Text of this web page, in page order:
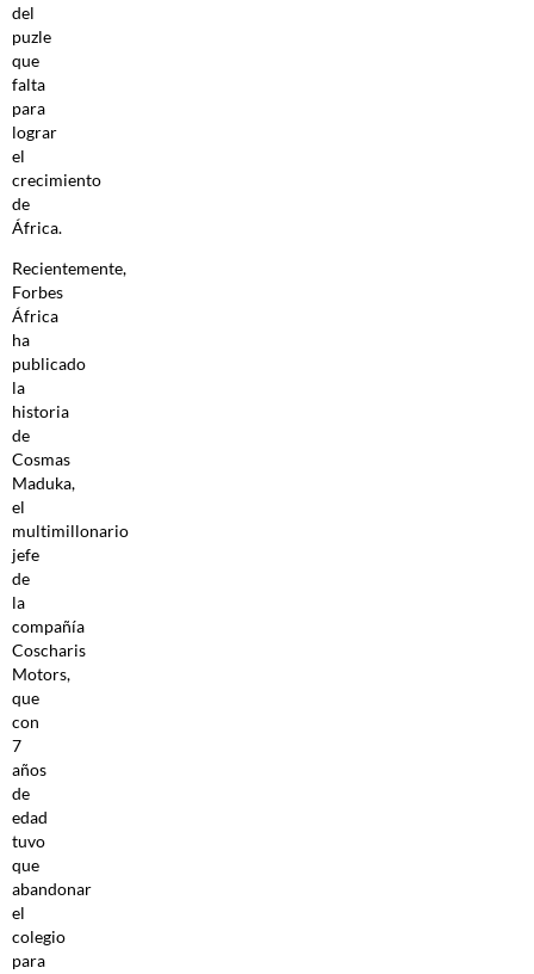
del
puzle
que
falta
para
lograr
el
crecimiento
de
África.
Recientemente,
Forbes
África
ha
publicado
la
historia
de
Cosmas
Maduka,
el
multimillonario
jefe
de
la
compañía
Coscharis
Motors,
que
con
7
años
de
edad
tuvo
que
abandonar
el
colegio
para